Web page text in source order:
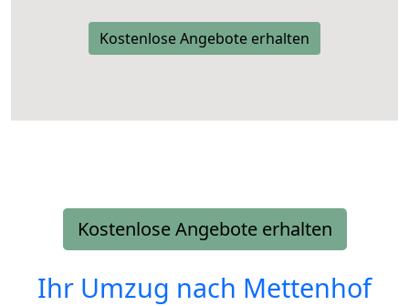
Kostenlose Angebote erhalten
Kostenlose Angebote erhalten
Ihr Umzug nach Mettenhof